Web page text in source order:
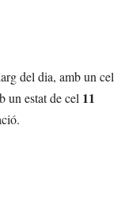
del dia, amb un cel
un estat de cel 11